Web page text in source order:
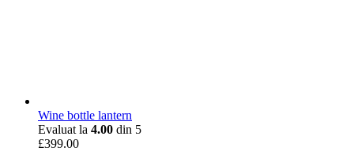
Wine bottle lantern
Evaluat la 4.00 din 5
£399.00